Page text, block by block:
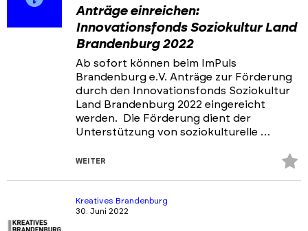
Anträge einreichen:
Innovationsfonds Soziokultur Land
Brandenburg 2022
Ab sofort können beim ImPuls
Brandenburg e.V. Anträge zur Förderung
durch den Innovationsfonds Soziokultur
Land Brandenburg 2022 eingereicht
werden. Die Förderung dient der
Unterstützung von soziokulturelle …
WEITER
Kreatives Brandenburg
30. Juni 2022